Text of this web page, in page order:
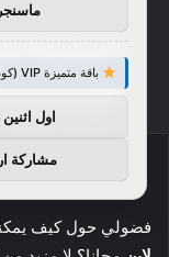
كيفية
فضولي حول كيف
باقة متميزة VIP (كود: AA38045):
اول
مشاركة